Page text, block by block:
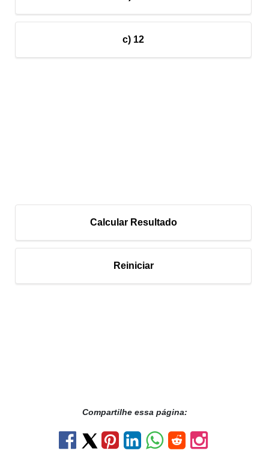
c) 12
Calcular Resultado
Reiniciar
Compartilhe essa página: